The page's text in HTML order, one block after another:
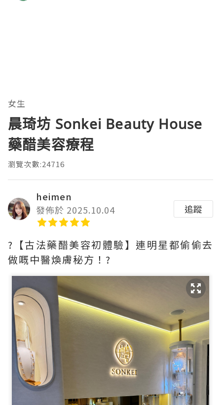
女生
晨琦坊 Sonkei Beauty House
藥醋美容療程
瀏覽次數:24716
heimen
發佈於 2025.10.04
追蹤
?【古法藥醋美容初體驗】連明星都偷偷去
做嘅中醫煥膚秘方！?